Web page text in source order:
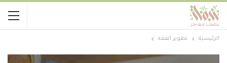
الرئيسية تطوير الفقه